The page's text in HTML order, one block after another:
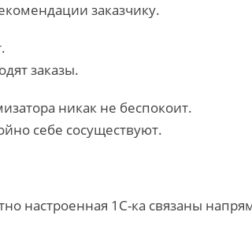
заказчику.
заказы.
никак не беспокоит.
себе сосуществуют.
настроенная 1С-ка связаны